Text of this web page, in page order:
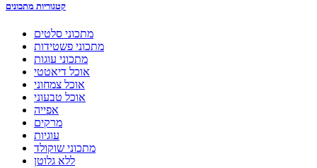
קטגוריות מתכונים
מתכוני סלטים
מתכוני פשטידות
מתכוני עוגות
אוכל דיאטטי
אוכל צמחוני
אוכל טבעוני
אפייה
מרקים
עוגיות
מתכוני שוקולד
ללא גלוטן